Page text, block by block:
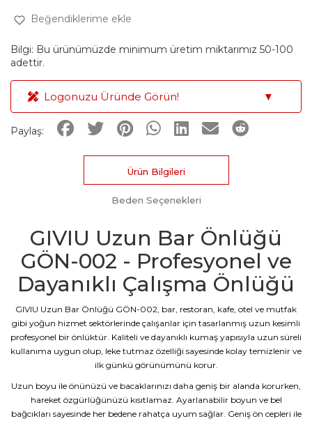
Beğendiklerime ekle
Bilgi: Bu ürünümüzde minimum üretim miktarımız 50-100
adettir.
Logonuzu Üründe Görün! ▼
Paylaş:
Ürün Bilgileri
Beden Seçenekleri
GIVIU Uzun Bar Önlüğü
GÖN-002 - Profesyonel ve
Dayanıklı Çalışma Önlüğü
GIVIU Uzun Bar Önlüğü GÖN-002, bar, restoran, kafe, otel ve mutfak
gibi yoğun hizmet sektörlerinde çalışanlar için tasarlanmış uzun kesimli
profesyonel bir önlüktür. Kaliteli ve dayanıklı kumaş yapısıyla uzun süreli
kullanıma uygun olup, leke tutmaz özelliği sayesinde kolay temizlenir ve
ilk günkü görünümünü korur.
Uzun boyu ile önünüzü ve bacaklarınızı daha geniş bir alanda korurken,
hareket özgürlüğünüzü kısıtlamaz. Ayarlanabilir boyun ve bel
bağcıkları sayesinde her bedene rahatça uyum sağlar. Geniş ön cepleri ile